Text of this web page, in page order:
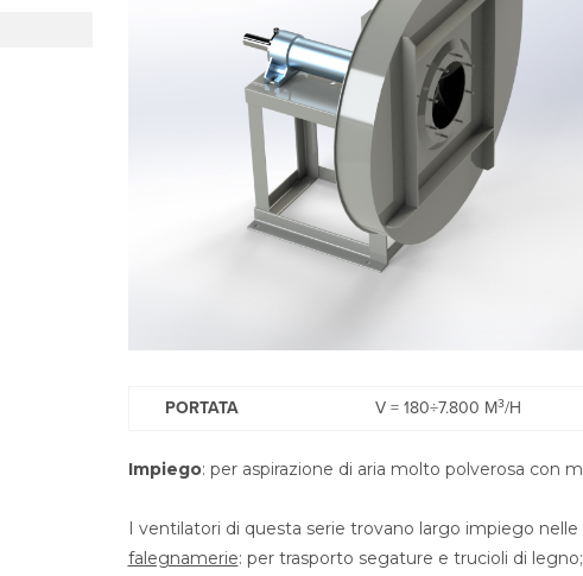
PORTATA V = 180÷7.800 M3/H
Impiego: per aspirazione di aria molto polverosa con
I ventilatori di questa serie trovano largo impiego
falegnamerie: per trasporto segature e trucioli di legno;